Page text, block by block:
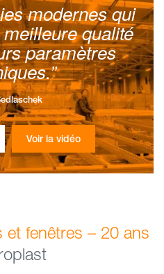
modernes qui
qualité
paramètres
Voir la vidéo
fenêtres – 20 ans